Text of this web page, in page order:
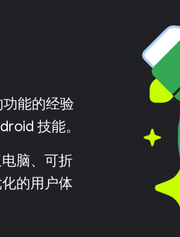
能的经验
技能。
脑、可折
的用户体